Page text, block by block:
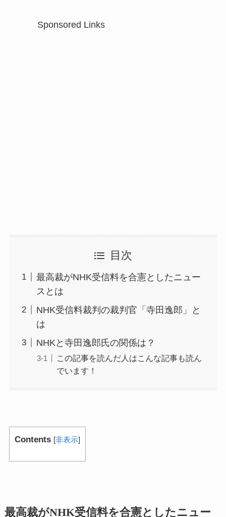
Sponsored Links
目次
最高裁がNHK受信料を合憲としたニュー
スとは
NHK受信料裁判の裁判官「寺田逸郎」と
は
NHKと寺田逸郎氏の関係は？
この記事を読んだ人はこんな記事も読ん
でいます！
Contents [非表示]
最高裁がNHK受信料を合憲としたニュー